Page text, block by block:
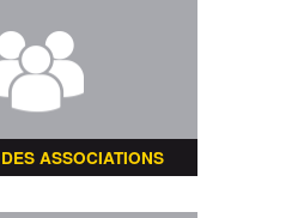
ASSOCIATIONS